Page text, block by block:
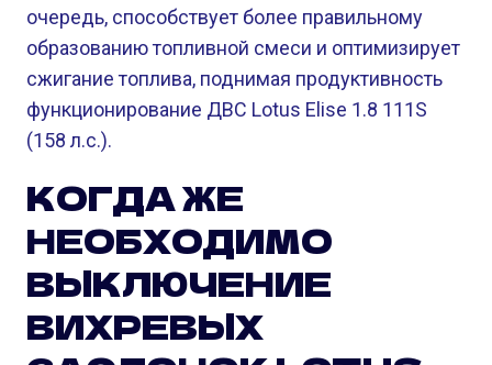
очередь, способствует более правильному
образованию топливной смеси и оптимизирует
сжигание топлива, поднимая продуктивность
функционирование ДВС Lotus Elise 1.8 111S
(158 л.с.).
КОГДА ЖЕ
НЕОБХОДИМО
ВЫКЛЮЧЕНИЕ
ВИХРЕВЫХ